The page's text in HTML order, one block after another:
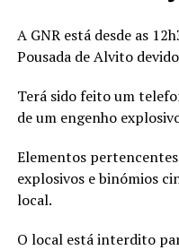
A GNR está desde as
Pousada de Alvito
Terá sido feito um
de um engenho
Elementos
explosivos e binómios
local.
O local está interdito